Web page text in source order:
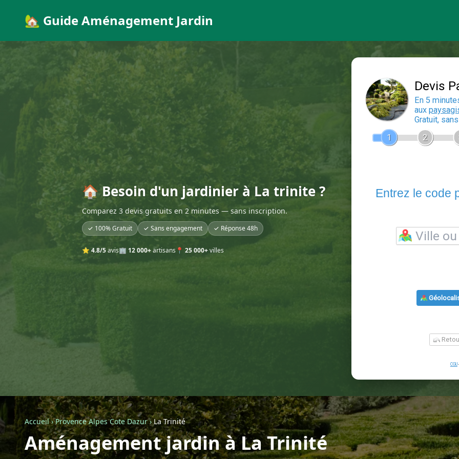
🏡 Guide Aménagement Jardin
🏠 Besoin d'un jardinier à La trinite ?
Comparez 3 devis gratuits en 2 minutes — sans inscription.
✓ 100% Gratuit ✓ Sans engagement ✓ Réponse 48h
⭐ 4.8/5avis🏢 12 000+artisans 📍 25 000+villes
Accueil›Provence Alpes Cote Dazur›La Trinité
Aménagement jardin à La Trinité